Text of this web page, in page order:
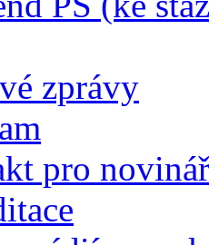
zprávy
pro